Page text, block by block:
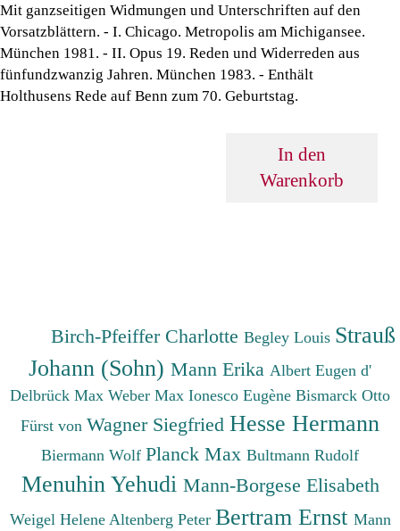
Mit ganzseitigen Widmungen und Unterschriften auf den
Vorsatzblättern. - I. Chicago. Metropolis am Michigansee.
München 1981. - II. Opus 19. Reden und Widerreden aus
fünfundzwanzig Jahren. München 1983. - Enthält
Holthusens Rede auf Benn zum 70. Geburtstag.
In den
Warenkorb
Birch-Pfeiffer CharlotteBegley Louis Strauß
Johann (Sohn) Mann Erika Albert Eugen d'
Delbrück Max Weber Max Ionesco Eugène Bismarck Otto
Fürst von Wagner Siegfried Hesse Hermann
Biermann Wolf Planck Max Bultmann Rudolf
Menuhin Yehudi Mann-Borgese Elisabeth
Weigel Helene Altenberg Peter Bertram Ernst Mann